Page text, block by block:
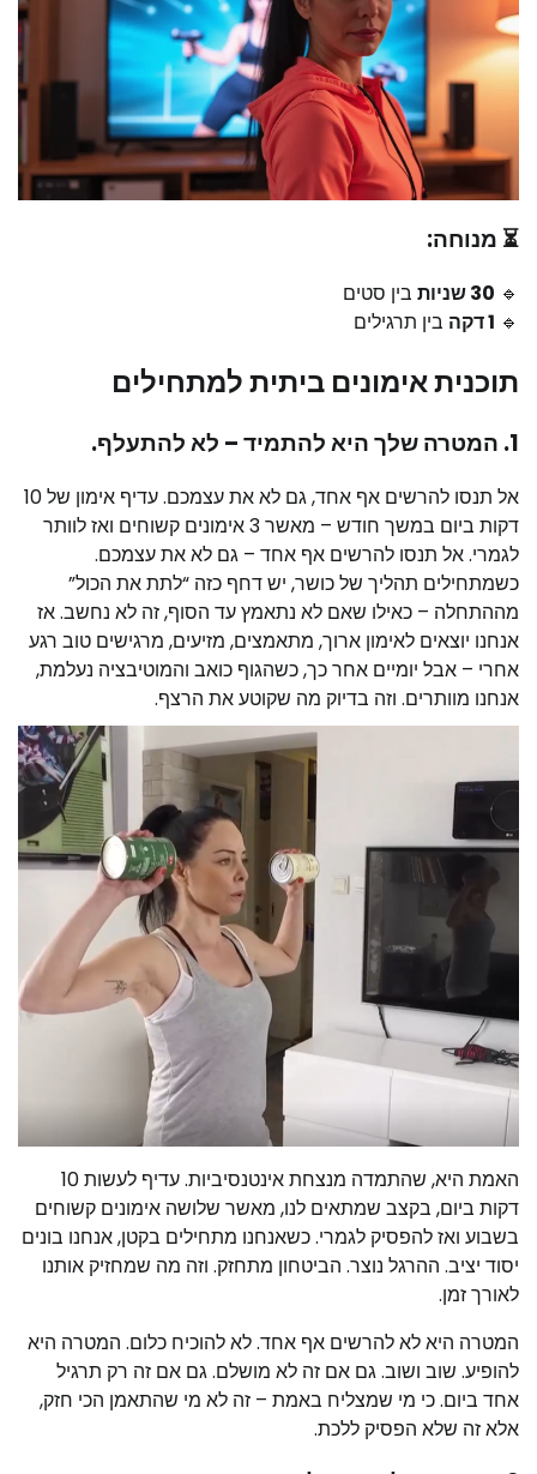
⏳ מנוחה:
🔹 30 שניות
בין סטים
🔹 1 דקה בין תרגילים
תוכנית אימונים ביתית למתחילים
1. המטרה שלך היא להתמיד – לא להתעלף.
אל תנסו להרשים אף אחד, גם לא את עצמכם. עדיף אימון של 10
דקות ביום במשך חודש – מאשר 3 אימונים קשוחים ואז לוותר
לגמרי. אל תנסו להרשים אף אחד – גם לא את עצמכם.
כשמתחילים תהליך של כושר, יש דחף כזה “לתת את הכול”
מההתחלה – כאילו שאם לא נתאמץ עד הסוף, זה לא נחשב. אז
אנחנו יוצאים לאימון ארוך, מתאמצים, מזיעים, מרגישים טוב רגע
אחרי – אבל יומיים אחר כך, כשהגוף כואב והמוטיבציה נעלמת,
אנחנו מוותרים. וזה בדיוק מה שקוטע את הרצף.
האמת היא, שהתמדה מנצחת אינטנסיביות. עדיף לעשות 10
דקות ביום, בקצב שמתאים לנו, מאשר שלושה אימונים קשוחים
בשבוע ואז להפסיק לגמרי. כשאנחנו מתחילים בקטן, אנחנו בונים
יסוד יציב. ההרגל נוצר. הביטחון מתחזק. וזה מה שמחזיק אותנו
לאורך זמן.
המטרה היא לא להרשים אף אחד. לא להוכיח כלום. המטרה היא
להופיע. שוב ושוב. גם אם זה לא מושלם. גם אם זה רק תרגיל
אחד ביום. כי מי שמצליח באמת – זה לא מי שהתאמן הכי חזק,
אלא זה שלא הפסיק ללכת.